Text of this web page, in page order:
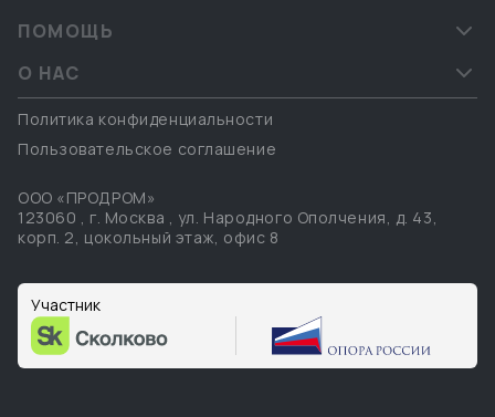
ПОМОЩЬ
О НАС
Политика конфиденциальности
Пользовательское соглашение
ООО «ПРОДРОМ»
123060 , г. Москва , ул. Народного Ополчения, д. 43,
корп. 2, цокольный этаж, офис 8
Участник